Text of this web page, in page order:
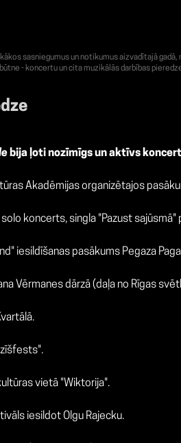
sasniegumus un notikumus aizvadītajā
- koncertu un cita muzikālās darbības
bija ļoti nozīmīgs un aktīvs
Akadēmijas organizētajos
koncerts, singla "Pazust
iesildīšanas pasākums Pegaza
Vērmanes dārzā (daļa no Rīgas
vietā "Wiktorija".
iesildot Olgu Rajecku.